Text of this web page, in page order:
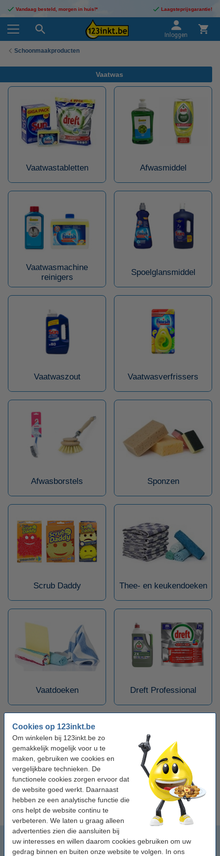
Cookies op 123inkt.be
Om winkelen bij 123inkt.be zo
gemakkelijk mogelijk voor u te
maken, gebruiken we cookies en
vergelijkbare technieken. De
functionele cookies zorgen ervoor dat
de website goed werkt. Daarnaast
hebben ze een analytische functie die
ons helpt de website continu te
verbeteren. We laten u graag alleen
advertenties zien die aansluiten bij
uw interesses en willen daarom cookies gebruiken om uw
gedrag binnen en buiten onze website te volgen. In ons
Vandaag besteld, morgen in huis!* Laagsteprijsgarantie!
Inloggen
Schoonmaakproducten
Vaatwas
Vaatwastabletten Afwasmiddel
Vaatwasmachine
reinigers
Spoelglansmiddel
Vaatwaszout Vaatwasverfrissers
Afwasborstels Sponzen
Scrub Daddy Thee- en keukendoeken
Vaatdoeken Dreft Professional
Sun Professional
Vaatwastabletten